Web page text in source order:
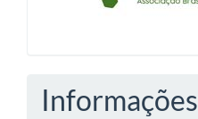
Informações